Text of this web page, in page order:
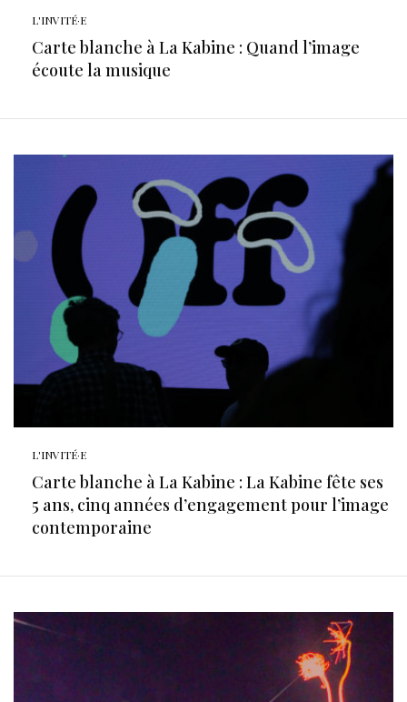
L'INVITÉ·E
Carte blanche à La Kabine : Quand l’image
écoute la musique
L'INVITÉ·E
Carte blanche à La Kabine : La Kabine fête ses
5 ans, cinq années d’engagement pour l’image
contemporaine